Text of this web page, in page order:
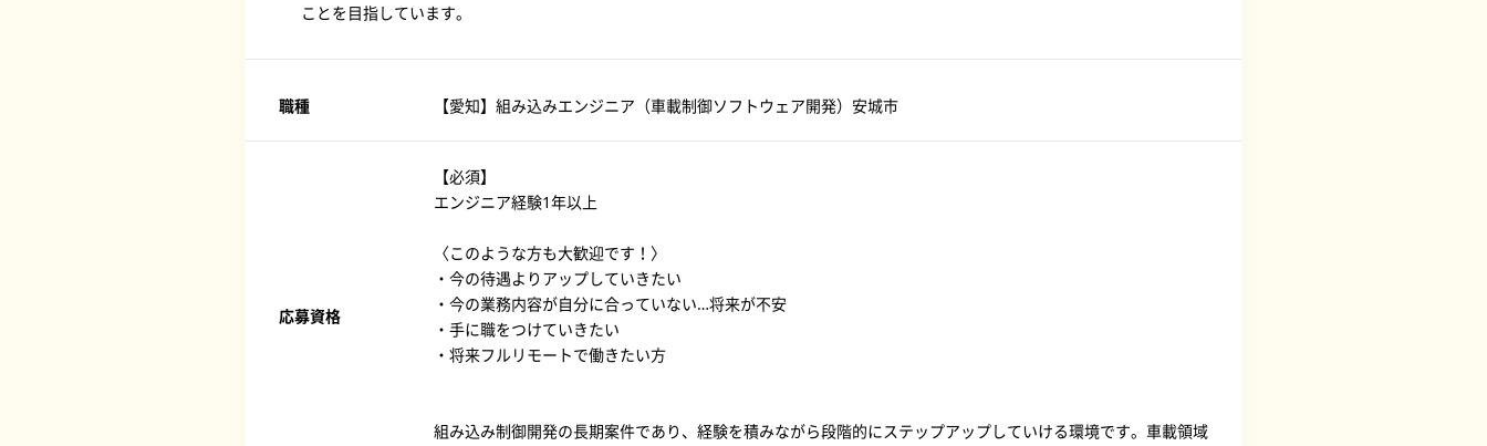
ことを目指しています。
職種 【愛知】組み込みエンジニア（車載制御ソフトウェア開発）安城市
応募資格
【必須】
エンジニア経験1年以上
〈このような方も大歓迎です！〉
・今の待遇よりアップしていきたい
・今の業務内容が自分に合っていない…将来が不安
・手に職をつけていきたい
・将来フルリモートで働きたい方
組み込み制御開発の長期案件であり、経験を積みながら段階的にステップアップしていける環境です。車載領域